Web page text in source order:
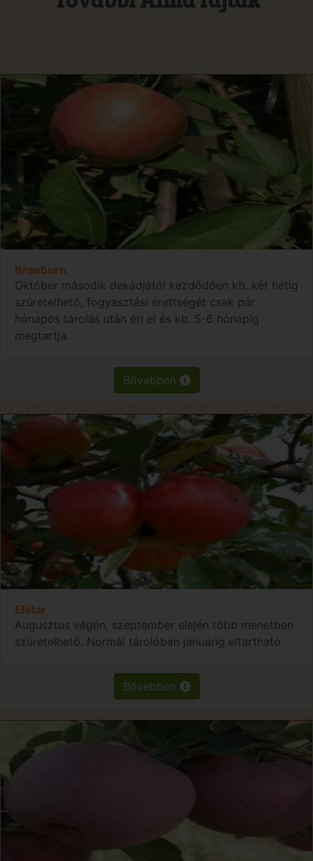
Braeburn
Október második dekádjától kezdődően kb. két hétig
szüretelhető, fogyasztási érettségét csak pár
hónapos tárolás után éri el és kb. 5-6 hónapig
megtartja.
Bővebben
Elstar
Augusztus végén, szeptember elején több menetben
szüretelhető. Normál tárolóban januárig eltartható.
Bővebben